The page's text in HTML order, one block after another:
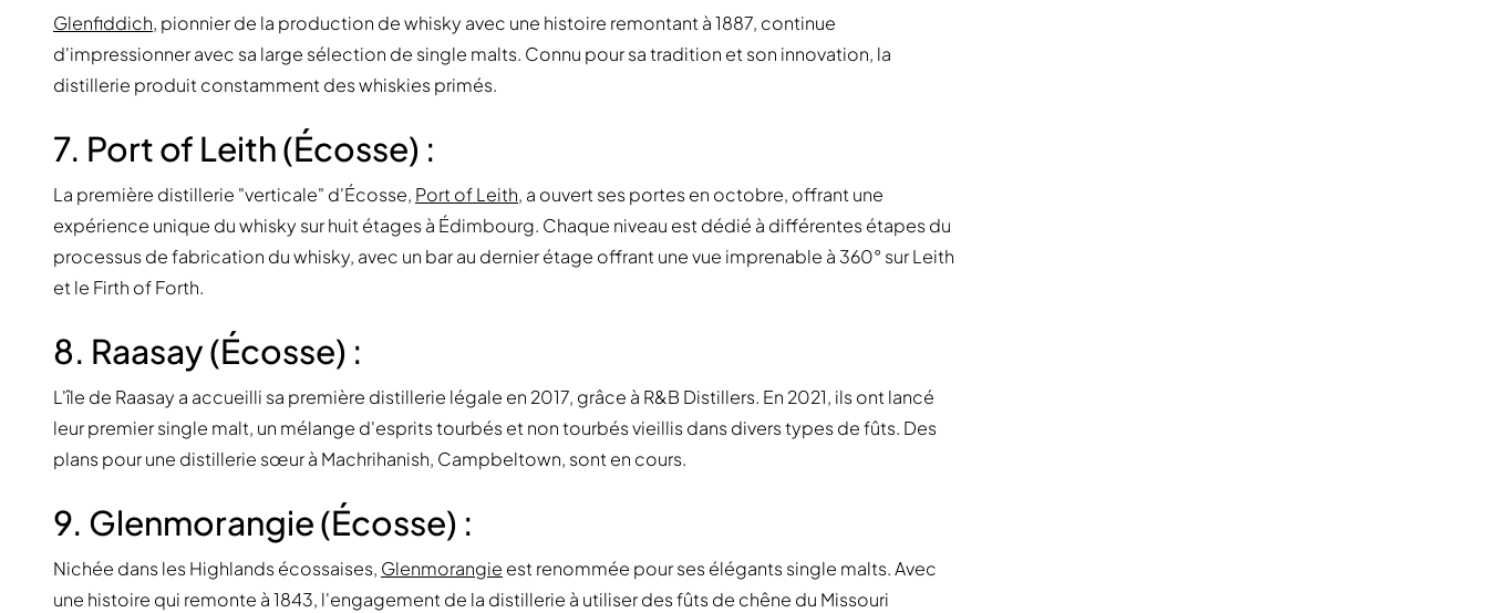
Glenfiddich, pionnier de la production de whisky avec une histoire remontant à 1887, continue
d'impressionner avec sa large sélection de single malts. Connu pour sa tradition et son innovation, la
distillerie produit constamment des whiskies primés.
7. Port of Leith (Écosse) :
La première distillerie "verticale" d'Écosse, Port of Leith, a ouvert ses portes en octobre, offrant une
expérience unique du whisky sur huit étages à Édimbourg. Chaque niveau est dédié à différentes étapes du
processus de fabrication du whisky, avec un bar au dernier étage offrant une vue imprenable à 360° sur Leith
et le Firth of Forth.
8. Raasay (Écosse) :
L'île de Raasay a accueilli sa première distillerie légale en 2017, grâce à R&B Distillers. En 2021, ils ont lancé
leur premier single malt, un mélange d'esprits tourbés et non tourbés vieillis dans divers types de fûts. Des
plans pour une distillerie sœur à Machrihanish, Campbeltown, sont en cours.
9. Glenmorangie (Écosse) :
Nichée dans les Highlands écossaises, Glenmorangie est renommée pour ses élégants single malts. Avec
une histoire qui remonte à 1843, l'engagement de la distillerie à utiliser des fûts de chêne du Missouri